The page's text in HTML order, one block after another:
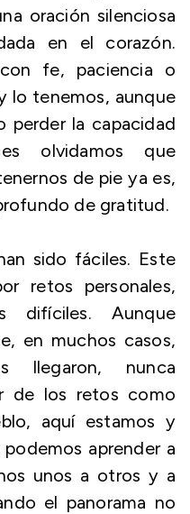
oración silenciosa
en el corazón.
fe, paciencia o
lo tenemos, aunque
perder la capacidad
olvidamos que
de pie ya es,
de gratitud.
sido fáciles. Este
retos personales,
difíciles. Aunque
en muchos casos,
llegaron, nunca
de los retos como
aquí estamos y
aprender a
unos a otros y a
el panorama no